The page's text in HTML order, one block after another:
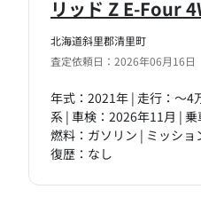
北海道斜里郡清里町
査定依頼日：2026年06月16日
リッド Z E-Four
年式：2021年 | 走行：～4
系 | 車検：2026年11月 |
燃料：ガソリン | ミッショ
復歴：なし